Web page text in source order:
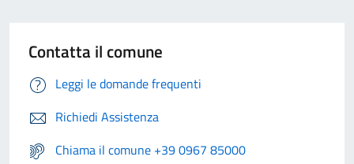
Contatta il comune
Leggi le domande frequenti
Richiedi Assistenza
Chiama il comune +39 0967 85000